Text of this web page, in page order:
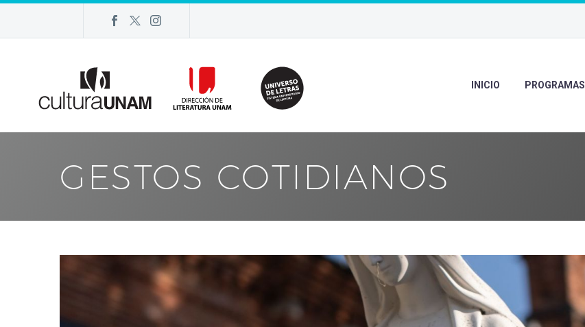
INICIO PROGRAMAS
GESTOS COTIDIANOS